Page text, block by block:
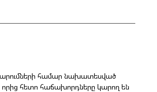
համար նախատեսված
որից հետո հաճախորդները կարող են